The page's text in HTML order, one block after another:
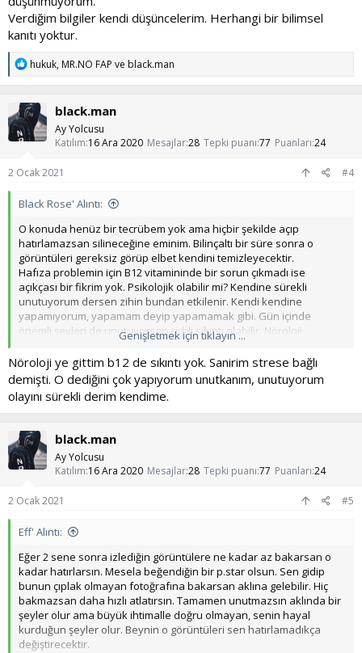
Verdiğim bilgiler kendi düşüncelerim. Herhangi bir bilimsel
kanıtı yoktur.
T
p
k
i
l
e
hukuk,MR.NO FAP ve black.man
black.man
Ay Yolcusu
Katılım 16 Ara 2020 Mesajlar28 Tepki puanı 77 Puanları 24
2 Ocak 2021 #4
Black Rose' Alıntı:
O konuda henüz bir tecrübem yok ama hiçbir şekilde açıp
hatırlamazsan silineceğine eminim. Bilinçaltı bir süre sonra o
görüntüleri gereksiz görüp elbet kendini temizleyecektir.
Hafıza problemin için B12 vitamininde bir sorun çıkmadı ise
açıkçası bir fikrim yok. Psikolojik olabilir mi? Kendine sürekli
unutuyorum dersen zihin bundan etkilenir. Kendi kendine
yapamıyorum, yapamam deyip yapamamak gibi. Gün içinde
önemli şeyleri de unutuyorsan ciddi sıkıntı olabilir. Nöroloji
Bölümünden bir doktora görünebilirsin.
Genişletmek için tıklayın ...
Nöroloji ye gittim b12 de sıkıntı yok. Sanirim strese bağlı
demişti. O dediğini çok yapıyorum unutkanım, unutuyorum
olayını sürekli derim kendime.
black.man
Ay Yolcusu
Katılım 16 Ara 2020 Mesajlar28 Tepki puanı 77 Puanları 24
2 Ocak 2021 #5
Eff' Alıntı:
Eğer 2 sene sonra izlediğin görüntülere ne kadar az bakarsan o
kadar hatırlarsın. Mesela beğendiğin bir p.star olsun. Sen gidip
bunun çıplak olmayan fotoğrafına bakarsan aklına gelebilir. Hiç
bakmazsan daha hızlı atlatırsın. Tamamen unutmazsın aklında bir
şeyler olur ama büyük ihtimalle doğru olmayan, senin hayal
kurduğun şeyler olur. Beynin o görüntüleri sen hatırlamadıkça
değiştirecektir.